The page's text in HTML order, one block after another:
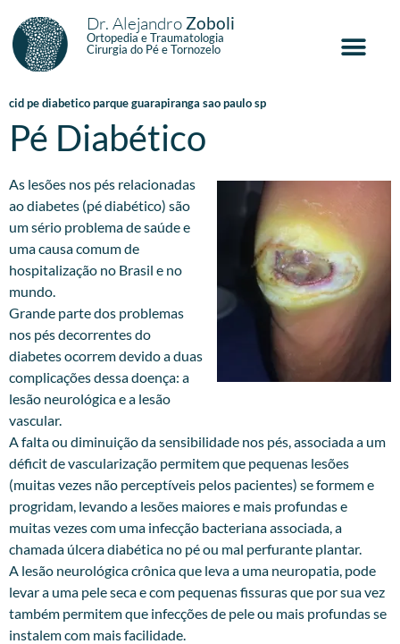
Dr. Alejandro Zoboli
Ortopedia e Traumatologia
Cirurgia do Pé e Tornozelo
cid pe diabetico parque guarapiranga sao paulo sp
Pé Diabético
As lesões nos pés relacionadas
ao diabetes (pé diabético) são
um sério problema de saúde e
uma causa comum de
hospitalização no Brasil e no
mundo.
Grande parte dos problemas
nos pés decorrentes do
diabetes ocorrem devido a duas
complicações dessa doença: a
lesão neurológica e a lesão
vascular.
A falta ou diminuição da sensibilidade nos pés, associada a um
déficit de vascularização permitem que pequenas lesões
(muitas vezes não perceptíveis pelos pacientes) se formem e
progridam, levando a lesões maiores e mais profundas e
muitas vezes com uma infecção bacteriana associada, a
chamada úlcera diabética no pé ou mal perfurante plantar.
A lesão neurológica crônica que leva a uma neuropatia, pode
levar a uma pele seca e com pequenas fissuras que por sua vez
também permitem que infecções de pele ou mais profundas se
instalem com mais facilidade.